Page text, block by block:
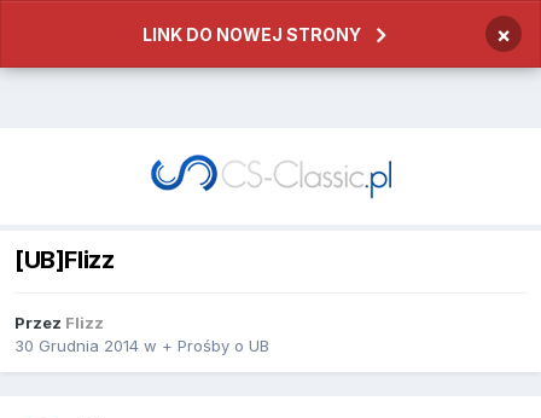
LINK DO NOWEJ STRONY ×
[UB]Flizz
Przez Flizz
30 Grudnia 2014 w + Prośby o UB